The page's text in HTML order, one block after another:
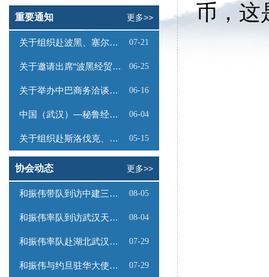
重要通知 更多>>
关于组织赴波黑、塞尔维亚商务考察的函 07-21
关于邀请出席“波黑经贸投资推介会”的函 06-25
关于举办中巴商务洽谈会的通知 06-16
中国（武汉）—秘鲁经贸合作推介会邀请函 06-04
关于组织赴斯洛伐克、奥地利商务考察的函 05-15
协会动态 更多>>
和振伟带队到访中建三局数字工程有限公司 08-05
和振伟率队到访武汉天源集团 08-04
和振伟率队赴湖北武汉调研 07-29
和振伟与约旦驻华大使会谈 07-29
币，这